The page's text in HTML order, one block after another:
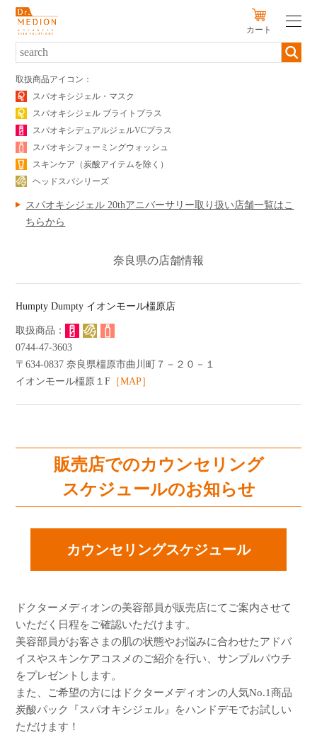
カート
新規会員登録
SERIES
PRODUCTS
SKIN TYPE
初めての方へ
よくあるご質問
ショッピングガイド
取扱商品アイコン：
スパオキシジェル・マスク
スパオキシジェル ブライトプラス
スパオキシデュアルジェルVCプラス
スパオキシフォーミングウォッシュ
スキンケア（炭酸アイテムを除く）
ヘッドスパシリーズ
スパオキシジェル 20thアニバーサリー取り扱い店舗一覧はこ
ちらから
奈良県の店舗情報
Humpty Dumpty イオンモール橿原店
0744-47-3603
〒634-0837 奈良県橿原市曲川町７－２０－１
イオンモール橿原１F ［MAP］
販売店でのカウンセリング
スケジュールのお知らせ
カウンセリングスケジュール
ドクターメディオンの美容部員が販売店にてご案内させて
いただく日程をご確認いただけます。
美容部員がお客さまの肌の状態やお悩みに合わせたアドバ
イスやスキンケアコスメのご紹介を行い、サンプルパウチ
をプレゼントします。
また、ご希望の方にはドクターメディオンの人気No.1商品
炭酸パック『スパオキシジェル』をハンドデモでお試しい
ただけます！